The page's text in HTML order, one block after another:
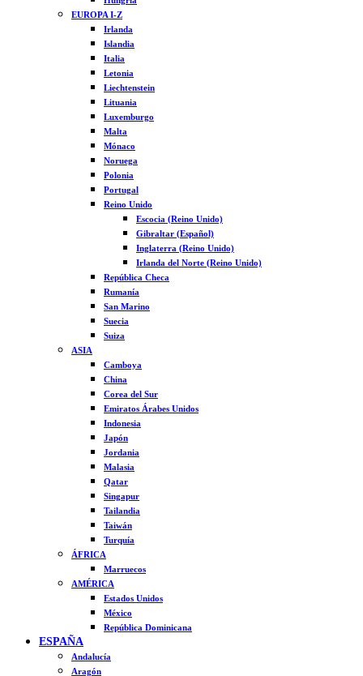
EUROPA I-Z
Irlanda
Islandia
Italia
Letonia
Liechtenstein
Lituania
Luxemburgo
Malta
Mónaco
Noruega
Polonia
Portugal
Reino Unido
Escocia (Reino Unido)
Gibraltar (Español)
Inglaterra (Reino Unido)
Irlanda del Norte (Reino Unido)
República Checa
Rumanía
San Marino
Suecia
Suiza
ASIA
Camboya
China
Corea del Sur
Emiratos Árabes Unidos
Indonesia
Japón
Jordania
Malasia
Qatar
Singapur
Tailandia
Taiwán
Turquía
ÁFRICA
Marruecos
AMÉRICA
Estados Unidos
México
República Dominicana
ESPAÑA
Andalucía
Aragón